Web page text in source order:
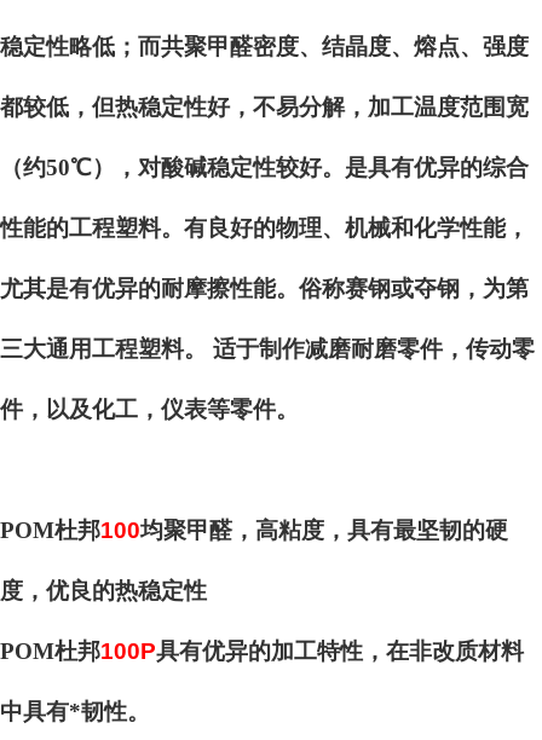
稳定性略低；而共聚甲醛密度、结晶度、熔点、强度
都较低，但热稳定性好，不易分解，加工温度范围宽
（约50℃），对酸碱稳定性较好。是具有优异的综合
性能的工程塑料。有良好的物理、机械和化学性能，
尤其是有优异的耐摩擦性能。俗称赛钢或夺钢，为第
三大通用工程塑料。 适于制作减磨耐磨零件，传动零
件，以及化工，仪表等零件。
POM杜邦100均聚甲醛，高粘度，具有最坚韧的硬
度，优良的热稳定性
POM杜邦100P具有优异的加工特性，在非改质材料
中具有*韧性。